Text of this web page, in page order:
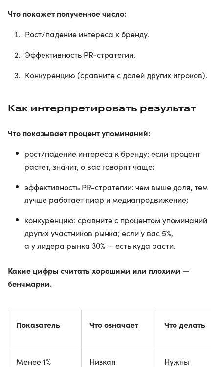
Что покажет полученное число:
Рост/падение интереса к бренду.
Эффективность PR-стратегии.
Конкуренцию (сравните с долей других игроков).
Как интерпретировать результат
Что показывает процент упоминаний:
рост/падение интереса к бренду: если процент
растет, значит, о вас говорят чаще;
эффективность PR-стратегии: чем выше доля, тем
лучше работает пиар и медиапродвижение;
конкуренцию: сравните с процентом упоминаний
других участников рынка; если у вас 5%,
а у лидера рынка 30% — есть куда расти.
Какие цифры считать хорошими или плохими —
бенчмарки.
Показатель Что означает Что делать
Менее 1%
Низкая
Нужны